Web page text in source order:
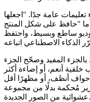
تعليمات عامة جدًا. "اجعلها
أما "حافظ على شكل المنتج
ساطع وبسيط، واحتفظ
بالجزء المفيد وصحّح الجزء
أنعم، أو إضاءة أكثر
حواف أنظف، أو مظهرًا أقل
مُحكمة بدلًا من مجموعة
عشوائية من الصور الجديدة.